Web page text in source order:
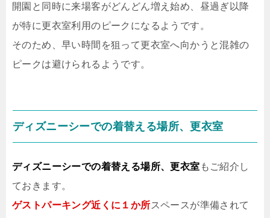
開園と同時に来場客がどんどん増え始め、昼過ぎ以降
が特に更衣室利用のピークになるようです。
そのため、早い時間を狙って更衣室へ向かうと混雑の
ピークは避けられるようです。
ディズニーシーでの着替える場所、更衣室
ディズニーシーでの着替える場所、更衣室 もご紹介し
ておきます。
ゲストパーキング近くに１か所スペースが準備されて